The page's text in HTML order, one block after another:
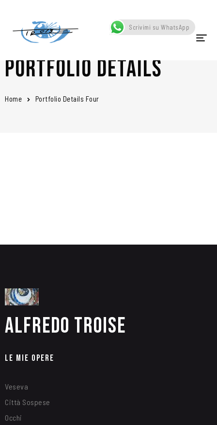
HOME
Portfolio Details
Home Portfolio Details Four
Alfredo Troise
Le Mie Opere
Veseva
Città Sospese
Occhi
Scrivimi su WhatsApp